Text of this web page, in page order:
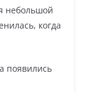
небольшой
когда
появились